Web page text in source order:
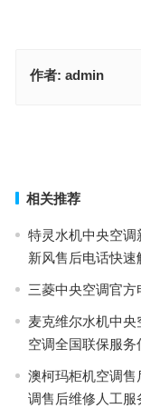
作者: admin
相关推荐
特灵水机中央空
新风售后电话快速
三菱中央空调官
麦克维尔水机中
空调全国联保服务
澳柯玛柜机空调
调售后维修人工服